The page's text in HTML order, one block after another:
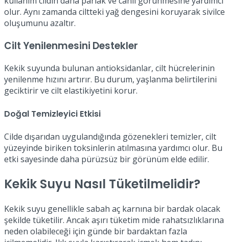
olur. Aynı zamanda ciltteki yağ dengesini koruyarak sivilce
oluşumunu azaltır.
Cilt Yenilenmesini Destekler
Kekik suyunda bulunan antioksidanlar, cilt hücrelerinin
yenilenme hızını artırır. Bu durum, yaşlanma belirtilerini
geciktirir ve cilt elastikiyetini korur.
Doğal Temizleyici Etkisi
Cilde dışarıdan uygulandığında gözenekleri temizler, cilt
yüzeyinde biriken toksinlerin atılmasına yardımcı olur. Bu
etki sayesinde daha pürüzsüz bir görünüm elde edilir.
Kekik Suyu Nasıl Tüketilmelidir?
Kekik suyu genellikle sabah aç karnına bir bardak olacak
şekilde tüketilir. Ancak aşırı tüketim mide rahatsızlıklarına
neden olabileceği için günde bir bardaktan fazla